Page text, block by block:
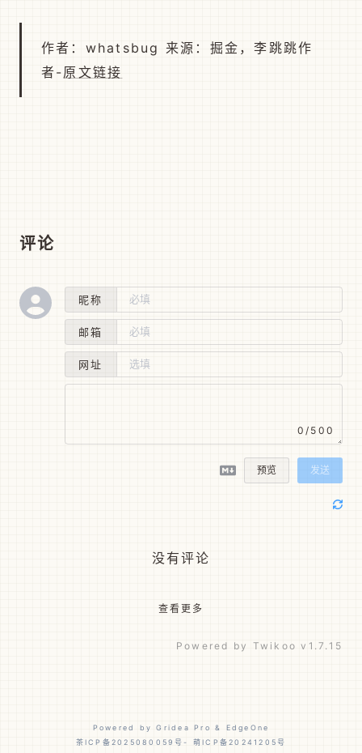
作者：whatsbug 来源：掘金，李跳跳作
者-原文链接
评论
昵称
邮箱
网址
0/500
预览 发送
没有评论
查看更多
Powered by Twikoo v1.7.15
Powered byGridea Pro & EdgeOne
茶ICP备2025080059号- 萌ICP备20241205号